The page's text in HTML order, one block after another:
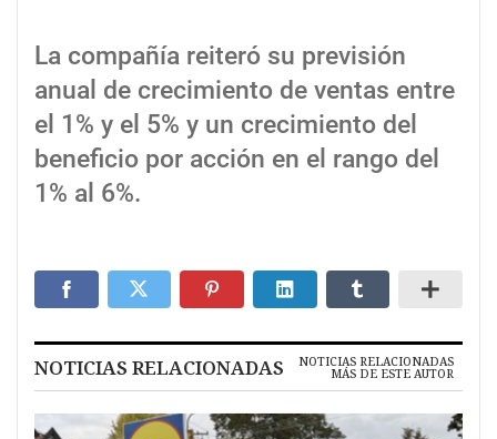
La compañía reiteró su previsión
anual de crecimiento de ventas entre
el 1% y el 5% y un crecimiento del
beneficio por acción en el rango del
1% al 6%.
NOTICIAS RELACIONADAS NOTICIAS RELACIONADAS
MÁS DE ESTE AUTOR